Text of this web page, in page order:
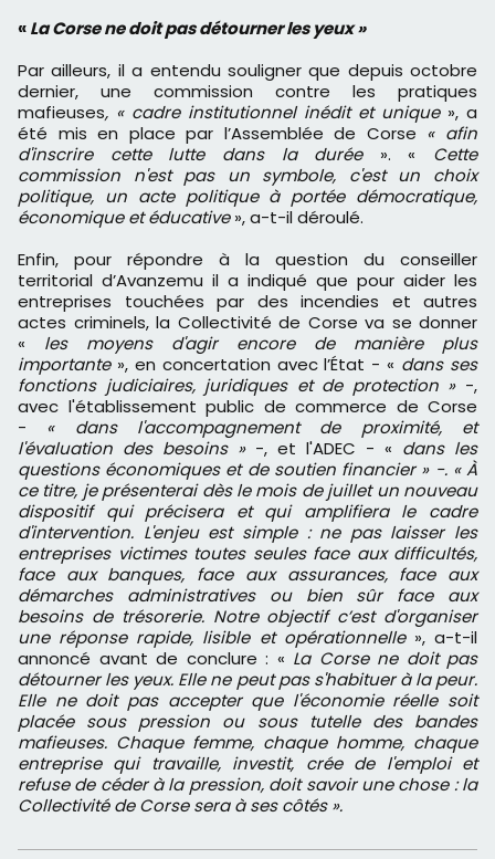
«La Corse ne doit pas détourner les yeux »
Par ailleurs, il a entendu souligner que depuis octobre
dernier, une commission contre les pratiques
mafieuses, « cadre institutionnel inédit et unique», a
été mis en place par l’Assemblée de Corse « afin
d'inscrire cette lutte dans la durée ». « Cette
commission n'est pas un symbole, c'est un choix
politique, un acte politique à portée démocratique,
économique et éducative», a-t-il déroulé.
Enfin, pour répondre à la question du conseiller
territorial d’Avanzemu il a indiqué que pour aider les
entreprises touchées par des incendies et autres
actes criminels, la Collectivité de Corse va se donner
« les moyens d'agir encore de manière plus
importante », en concertation avec l’État - « dans ses
fonctions judiciaires, juridiques et de protection »-,
avec l'établissement public de commerce de Corse
- « dans l'accompagnement de proximité, et
l'évaluation des besoins »-, et l'ADEC - « dans les
questions économiques et de soutien financier » -. « À
ce titre, je présenterai dès le mois de juillet un nouveau
dispositif qui précisera et qui amplifiera le cadre
d'intervention. L'enjeu est simple : ne pas laisser les
entreprises victimes toutes seules face aux difficultés,
face aux banques, face aux assurances, face aux
démarches administratives ou bien sûr face aux
besoins de trésorerie. Notre objectif c’est d'organiser
une réponse rapide, lisible et opérationnelle», a-t-il
annoncé avant de conclure : « La Corse ne doit pas
détourner les yeux. Elle ne peut pas s'habituer à la peur.
Elle ne doit pas accepter que l'économie réelle soit
placée sous pression ou sous tutelle des bandes
mafieuses. Chaque femme, chaque homme, chaque
entreprise qui travaille, investit, crée de l'emploi et
refuse de céder à la pression, doit savoir une chose : la
Collectivité de Corse sera à ses côtés ».